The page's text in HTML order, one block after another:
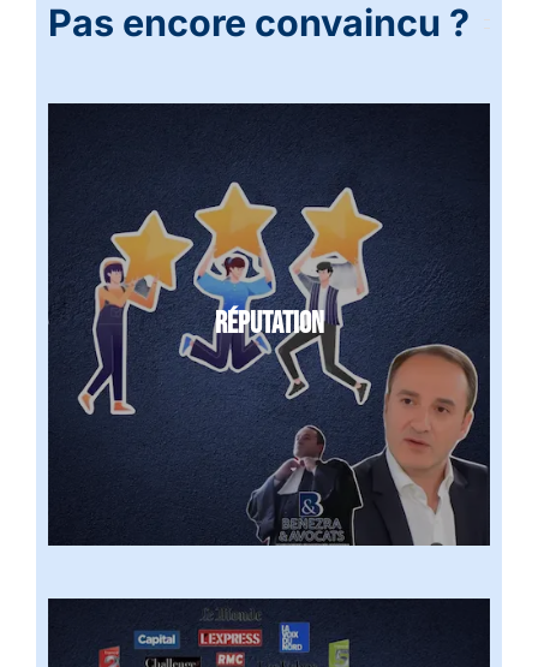
Pas encore convaincu ?
RÉPUTATION